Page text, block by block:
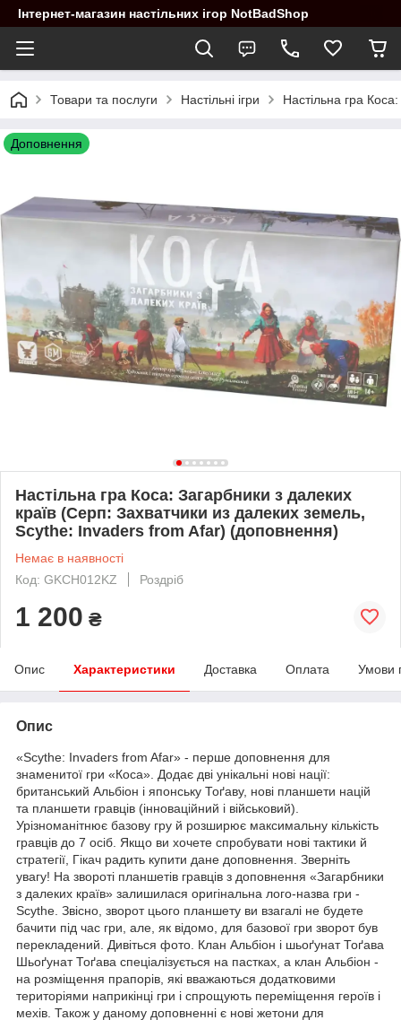
Інтернет-магазин настільних ігор NotBadShop
Товари та послуги Настільні ігри Настільна гра
Доповнення
Настільна гра Коса: Загарбники з далеких
країв (Серп: Захватчики из далеких земель,
Scythe: Invaders from Afar) (доповнення)
Немає в наявності
Код: GKCH012KZ
Роздріб
1 200 ₴
Опис Характеристики Доставка Оплата Умови
Опис
«Scythe: Invaders from Afar» - перше доповнення для
знаменитої гри «Коса». Додає дві унікальні нові нації:
британський Альбіон і японську Тоґаву, нові планшети націй
та планшети гравців (інноваційний і військовий).
Урізноманітнює базову гру й розширює максимальну кількість
гравців до 7 осіб. Якщо ви хочете спробувати нові тактики й
стратегії, Гікач радить купити дане доповнення. Зверніть
увагу! На звороті планшетів гравців з доповнення «Загарбники
з далеких країв» залишилася оригінальна лого-назва гри -
Scythe. Звісно, зворот цього планшету ви взагалі не будете
бачити під час гри, але, як відомо, для базової гри зворот був
перекладений. Дивіться фото. Клан Альбіон і шьоґунат Тоґава
Шьоґунат Тоґава спеціалізується на пастках, а клан Альбіон -
на розміщення прапорів, які вважаються додатковими
територіями наприкінці гри і спрощують переміщення героїв і
мехів. Також у даному доповненні є нові жетони для